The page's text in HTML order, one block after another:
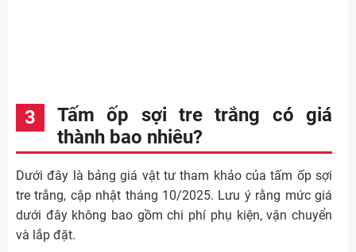
Tấm ốp sợi tre trắng có giá
thành bao nhiêu?
Dưới đây là bảng giá vật tư tham khảo của tấm ốp sợi
tre trắng, cập nhật tháng 10/2025. Lưu ý rằng mức giá
dưới đây không bao gồm chi phí phụ kiện, vận chuyển
và lắp đặt.